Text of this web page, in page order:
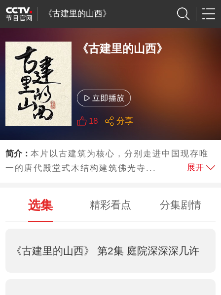
《古建里的山西》
《古建里的山西》
18 分享
简介：本片以古建筑为核心，分别走进中国现存唯
一的唐代殿堂式木结构建筑佛光寺...
展开
选集 精彩看点 分集剧情
《古建里的山西》 第2集 庭院深深深几许